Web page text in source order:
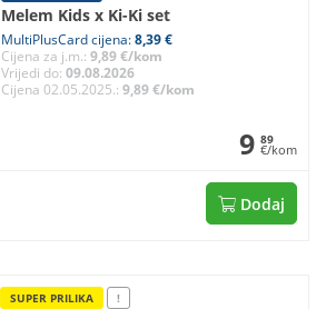
Melem Kids x Ki-Ki set
MultiPlusCard cijena:8,39 €
Cijena za j.m.: 9,89 €/kom
Vrijedi do: 09.08.2026
Cijena 02.05.2025.: 9,89 €/kom
9 89
€/kom
Dodaj
SUPER PRILIKA !